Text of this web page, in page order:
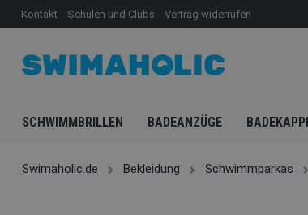
Kontakt Schulen und Clubs Vertrag widerrufen
SCHWIMMBRILLEN BADEANZÜGE
Swimaholic.de Bekleidung Schwimmparkas